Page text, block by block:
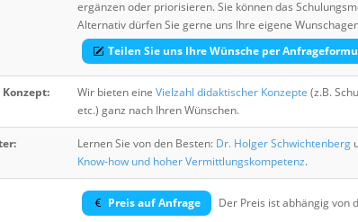
ergänzen oder priorisieren. Sie können das
Alternativ dürfen Sie gerne uns Ihre eigene
Teilen Sie uns Ihre Wünsche per
Wir bieten eine Vielzahl didaktischer Konzepte (z.B.
etc.) ganz nach Ihren Wünschen.
Lernen Sie von den Besten: Dr. Holger Schwichtenberg
Know-how und hoher Vermittlungskompetenz.
Preis auf Anfrage
Der Preis ist abhängig von